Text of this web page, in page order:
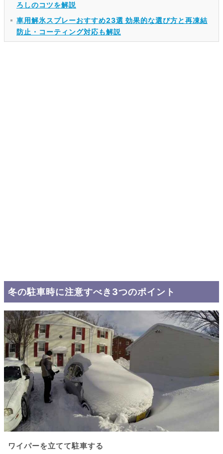
ろしのコツを解説
車用解氷スプレーおすすめ23選 効果的な選び方と再凍結
防止・コーティング対応も解説
冬の駐車時に注意すべき3つのポイント
ワイパーを立てて駐車する